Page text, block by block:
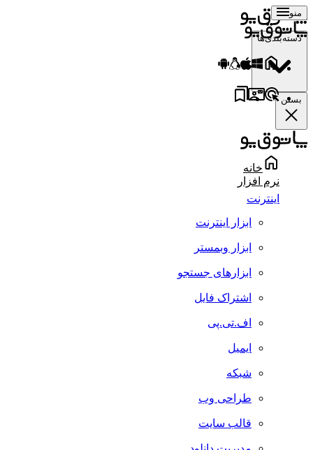
منو
دسته‌بندی‌ها
بستن
خانه
نرم افزار
اینترنت
ابزار اینترنت
ابزار وبمستر
ابزارهای جستجو
اشتراک فایل
اف.تی.پی
ایمیل
شبکه
طراحی وب
قالب سایت